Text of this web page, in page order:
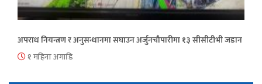
अपराध नियन्त्रण र अनुसन्धानमा सघाउन अर्जुनचौपारीमा १३ सीसीटीभी जडान
१ महिना अगाडि